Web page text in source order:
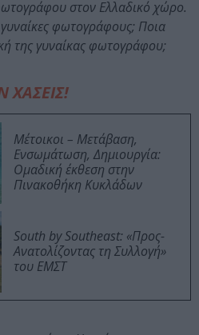
στον Ελλαδικό χώρο.
γυναίκες φωτογράφους; Ποια
της γυναίκας φωτογράφου;
ΧΑΣΕΙΣ!
Μέτοικοι – Μετάβαση,
Ενσωμάτωση, Δημιουργία:
Ομαδική έκθεση στην
Πινακοθήκη Κυκλάδων
South by Southeast: «Προς-
Ανατολίζοντας τη Συλλογή»
του ΕΜΣΤ